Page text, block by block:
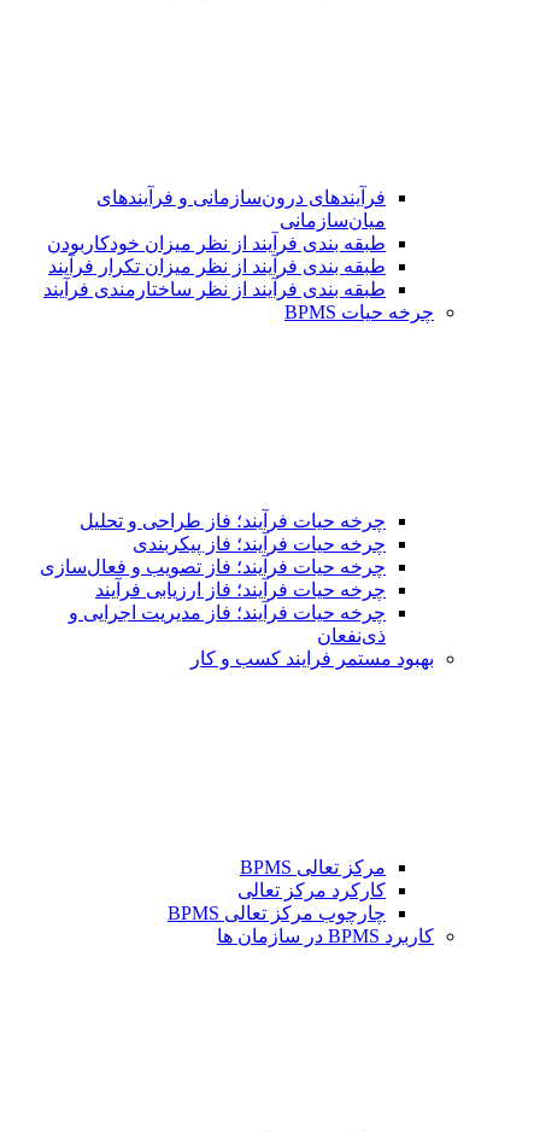
فرآیندهای درون‌سازمانی و فرآیندهای
میان‌سازمانی
طبقه بندی فرآیند از نظر میزان خودکاربودن
طبقه بندی فرآیند از نظر میزان تکرار فرآیند
طبقه بندی فرآیند از نظر ساختارمندی فرآیند
چرخه حیات BPMS
چرخه حیات فرآیند؛ فاز طراحی و تحلیل
چرخه حیات فرآیند؛ فاز پیکربندی
چرخه حیات فرآیند؛ فاز تصویب و فعال‌سازی
چرخه حیات فرآیند؛ فاز ارزیابی فرآیند
چرخه حیات فرآیند؛ فاز مدیریت اجرایی و
ذی‌نفعان
بهبود مستمر فرایند کسب و کار
مرکز تعالی BPMS
کارکرد مرکز تعالی
چارچوب مرکز تعالی BPMS
کاربرد BPMS در سازمان ها